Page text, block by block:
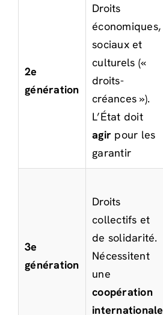
2e
génération
Droits
économiques,
sociaux et
culturels («
droits-
créances »).
L’État doit
agir pour les
garantir
3e
génération
Droits
collectifs et
de solidarité.
Nécessitent
une
coopération
internationale